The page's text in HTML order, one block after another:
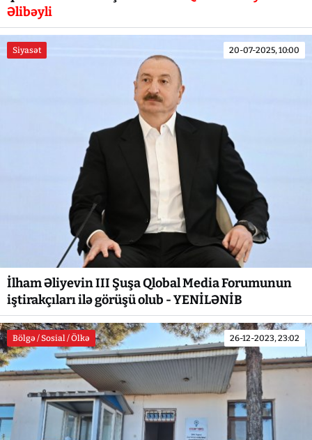
Əlibəyli
Siyasət 20-07-2025, 10:00
İlham Əliyevin III Şuşa Qlobal Media Forumunun
iştirakçıları ilə görüşü olub - YENİLƏNİB
Bölgə / Sosial / Ölkə 26-12-2023, 23:02